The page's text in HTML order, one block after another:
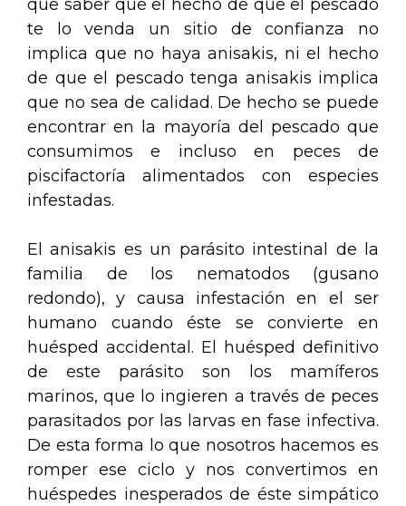
que saber que el hecho de que el pescado
te lo venda un sitio de confianza no
implica que no haya anisakis, ni el hecho
de que el pescado tenga anisakis implica
que no sea de calidad. De hecho se puede
encontrar en la mayoría del pescado que
consumimos e incluso en peces de
piscifactoría alimentados con especies
infestadas.
El anisakis es un parásito intestinal de la
familia de los nematodos (gusano
redondo), y causa infestación en el ser
humano cuando éste se convierte en
huésped accidental. El huésped definitivo
de este parásito son los mamíferos
marinos, que lo ingieren a través de peces
parasitados por las larvas en fase infectiva.
De esta forma lo que nosotros hacemos es
romper ese ciclo y nos convertimos en
huéspedes inesperados de éste simpático